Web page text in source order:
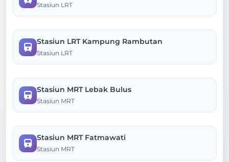
Stasiun LRT
Stasiun LRT Kampung Rambutan
Stasiun LRT
Stasiun MRT Lebak Bulus
Stasiun MRT
Stasiun MRT Fatmawati
Stasiun MRT